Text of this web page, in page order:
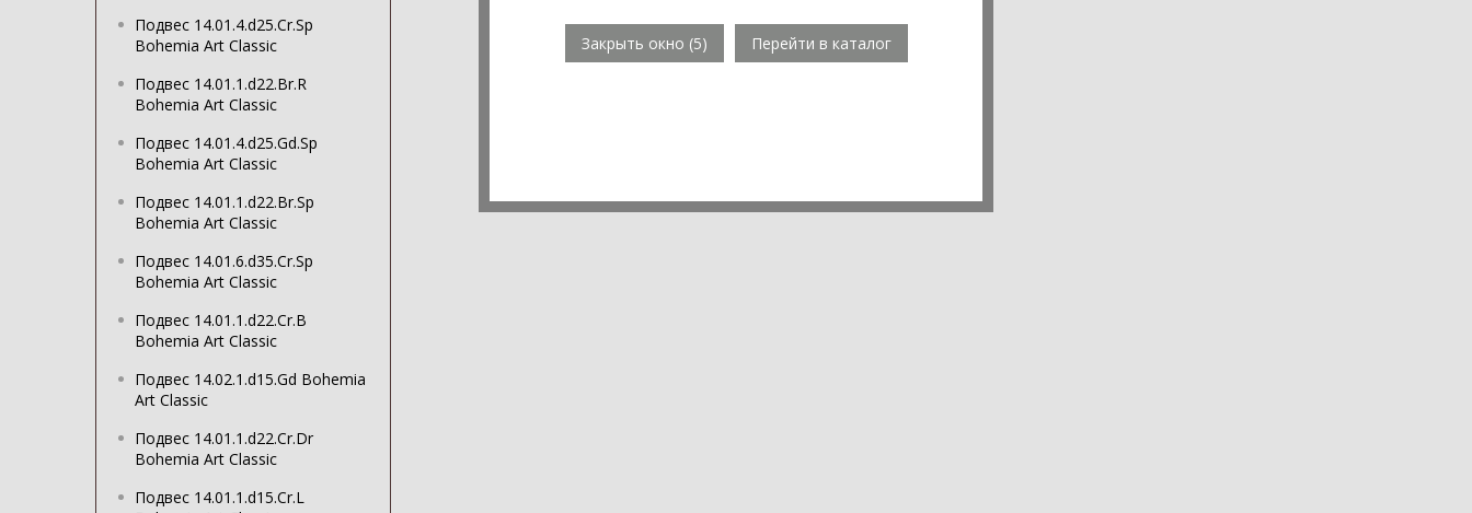
Подвес 14.01.4.d25.Cr.Sp
Bohemia Art Classic
Подвес 14.01.1.d22.Br.R
Bohemia Art Classic
Подвес 14.01.4.d25.Gd.Sp
Bohemia Art Classic
Подвес 14.01.1.d22.Br.Sp
Bohemia Art Classic
Подвес 14.01.6.d35.Cr.Sp
Bohemia Art Classic
Подвес 14.01.1.d22.Cr.B
Bohemia Art Classic
Подвес 14.02.1.d15.Gd Bohemia
Art Classic
Подвес 14.01.1.d22.Cr.Dr
Bohemia Art Classic
Подвес 14.01.1.d15.Cr.L
Закрыть окно (4) Перейти в каталог